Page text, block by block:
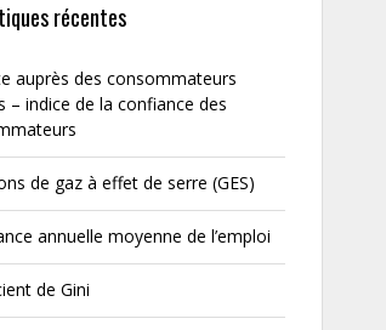
récentes
auprès des consommateurs
– indice de la confiance des
de gaz à effet de serre (GES)
annuelle moyenne de l’emploi
de Gini